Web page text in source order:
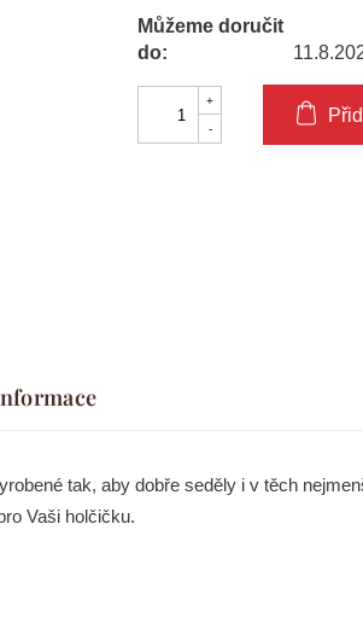
Můžeme doručit
do:
tak, aby dobře seděly i v těch
Vaši holčičku.